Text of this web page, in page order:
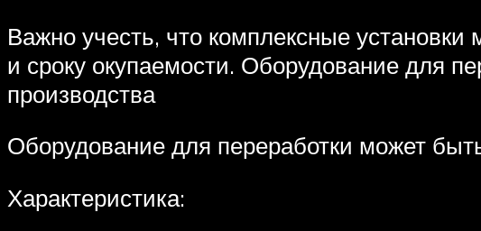
Важно учесть, что комплексные установки
и сроку окупаемости. Оборудование для
производства
Оборудование для переработки может
Характеристика: